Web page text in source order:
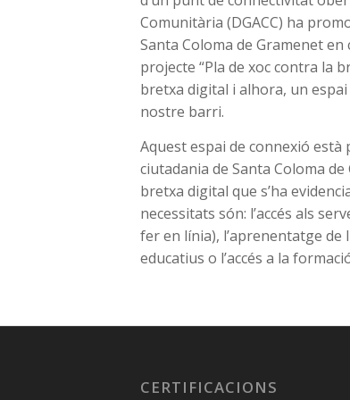
Comunitària (DGACC) ha
Santa Coloma de Gramenet
projecte “Pla de xoc contra la
bretxa digital i alhora, un
nostre barri.
Aquest espai de connexió
ciutadania de Santa Coloma
bretxa digital que s’ha
necessitats són: l’accés als
fer en línia), l’aprenentatge de
educatius o l’accés a la
CERTIFICACIONS